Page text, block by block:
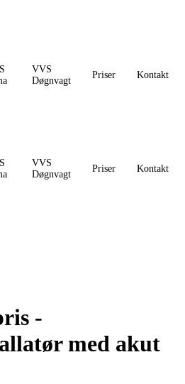
VVS
Døgnvagt
Priser Kontakt
VVS
Døgnvagt
Priser Kontakt
-
med akut